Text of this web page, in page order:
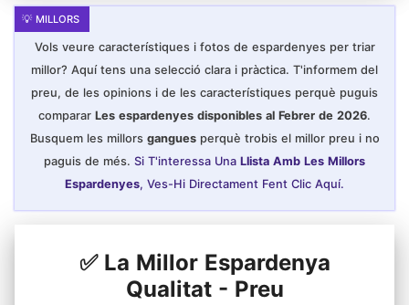
Vols veure característiques i fotos de espardenyes per triar
millor? Aquí tens una selecció clara i pràctica. T'informem del
preu, de les opinions i de les característiques perquè puguis
comparar Les espardenyes disponibles al Febrer de 2026.
Busquem les millors ganguesperquè trobis el millor preu i no
paguis de més. Si T'interessa Una Llista Amb Les Millors
Espardenyes, Ves-Hi Directament Fent Clic Aquí.
✅ La Millor Espardenya
Qualitat - Preu